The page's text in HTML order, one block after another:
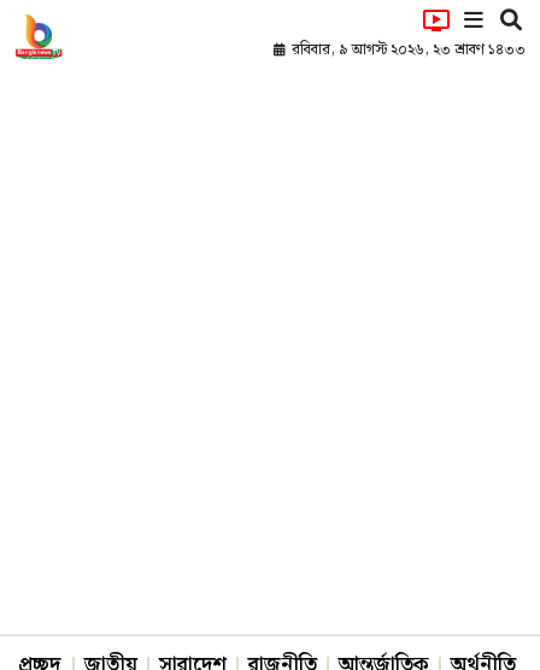
রবিবার, ৯ আগস্ট ২০২৬, ২৩ শ্রাবণ ১৪৩৩